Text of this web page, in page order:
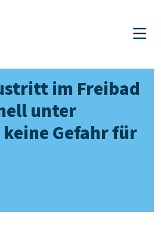
im Freibad
unter
Gefahr für